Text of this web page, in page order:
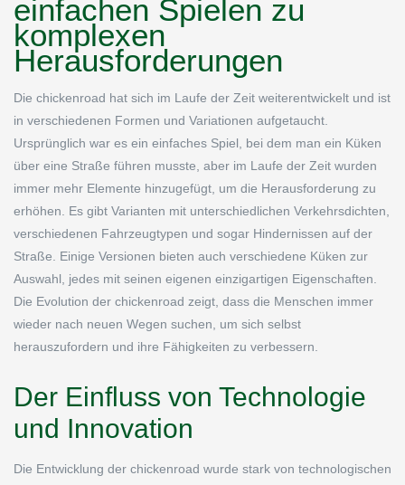
einfachen Spielen zu
komplexen
Herausforderungen
Die chickenroad hat sich im Laufe der Zeit weiterentwickelt und ist
in verschiedenen Formen und Variationen aufgetaucht.
Ursprünglich war es ein einfaches Spiel, bei dem man ein Küken
über eine Straße führen musste, aber im Laufe der Zeit wurden
immer mehr Elemente hinzugefügt, um die Herausforderung zu
erhöhen. Es gibt Varianten mit unterschiedlichen Verkehrsdichten,
verschiedenen Fahrzeugtypen und sogar Hindernissen auf der
Straße. Einige Versionen bieten auch verschiedene Küken zur
Auswahl, jedes mit seinen eigenen einzigartigen Eigenschaften.
Die Evolution der chickenroad zeigt, dass die Menschen immer
wieder nach neuen Wegen suchen, um sich selbst
herauszufordern und ihre Fähigkeiten zu verbessern.
Der Einfluss von Technologie
und Innovation
Die Entwicklung der chickenroad wurde stark von technologischen